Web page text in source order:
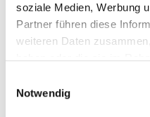
soziale Medien, Werbung
Partner führen diese
weiteren Daten
haben oder die sie im
Notwendig